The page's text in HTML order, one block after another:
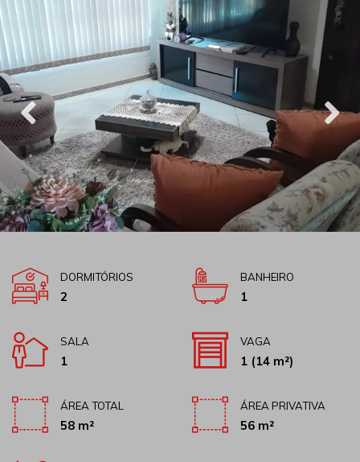
DORMITÓRIOS
2
BANHEIRO
1
SALA
1
VAGA
1 (14 m²)
ÁREA TOTAL
58 m²
ÁREA PRIVATIVA
56 m²